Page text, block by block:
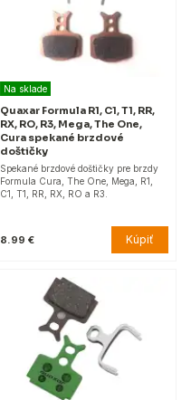
Na sklade
Quaxar Formula R1, C1, T1, RR,
RX, RO, R3, Mega, The One,
Cura spekané brzdové
doštičky
Spekané brzdové doštičky pre brzdy
Formula Cura, The One, Mega, R1,
C1, T1, RR, RX, RO a R3.
8.99 € Kúpiť